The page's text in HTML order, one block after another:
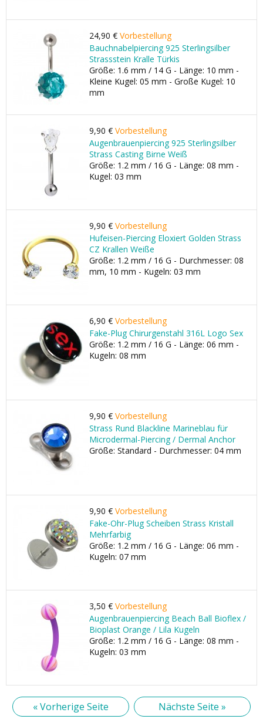
24,90 € Vorbestellung
Bauchnabelpiercing 925 Sterlingsilber
Strassstein Kralle Türkis
Größe: 1.6 mm / 14 G - Länge: 10 mm -
Kleine Kugel: 05 mm - Große Kugel: 10
mm
9,90 € Vorbestellung
Augenbrauenpiercing 925 Sterlingsilber
Strass Casting Birne Weiß
Größe: 1.2 mm / 16 G - Länge: 08 mm -
Kugel: 03 mm
9,90 € Vorbestellung
Hufeisen-Piercing Eloxiert Golden Strass
CZ Krallen Weiße
Größe: 1.2 mm / 16 G - Durchmesser: 08
mm, 10 mm - Kugeln: 03 mm
6,90 € Vorbestellung
Fake-Plug Chirurgenstahl 316L Logo Sex
Größe: 1.2 mm / 16 G - Länge: 06 mm -
Kugeln: 08 mm
9,90 € Vorbestellung
Strass Rund Blackline Marineblau für
Microdermal-Piercing / Dermal Anchor
Größe: Standard - Durchmesser: 04 mm
9,90 € Vorbestellung
Fake-Ohr-Plug Scheiben Strass Kristall
Mehrfarbig
Größe: 1.2 mm / 16 G - Länge: 06 mm -
Kugeln: 07 mm
3,50 € Vorbestellung
Augenbrauenpiercing Beach Ball Bioflex /
Bioplast Orange / Lila Kugeln
Größe: 1.2 mm / 16 G - Länge: 08 mm -
Kugeln: 03 mm
« Vorherige Seite Nächste Seite »